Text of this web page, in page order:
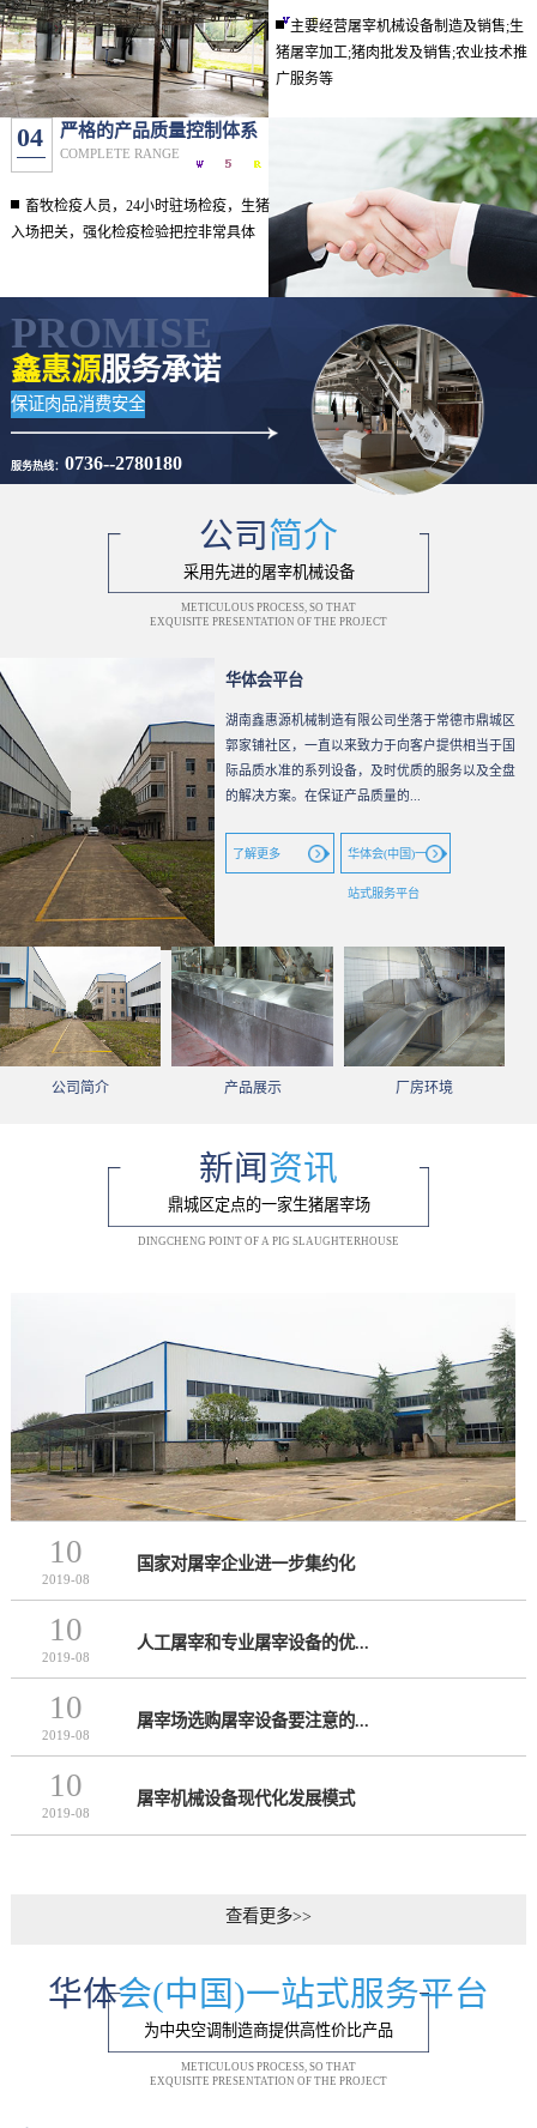
主要经营屠宰机械设备制造及销售;生
猪屠宰加工;猪肉批发及销售;农业技术推
广服务等
04 严格的产品质量控制体系
COMPLETE RANGE
畜牧检疫人员，24小时驻场检疫，生猪
入场把关，强化检疫检验把控非常具体
PROMISE
鑫惠源服务承诺
保证肉品消费安全
服务热线： 0736--2780180
公司简介
采用先进的屠宰机械设备
METICULOUS PROCESS, SO THAT
EXQUISITE PRESENTATION OF THE PROJECT
华体会平台
湖南鑫惠源机械制造有限公司坐落于常德市鼎城区
郭家铺社区，一直以来致力于向客户提供相当于国
际品质水准的系列设备，及时优质的服务以及全盘
的解决方案。在保证产品质量的...
了解更多 华体会(中国)一
站式服务平台
公司简介 产品展示 厂房环境
新闻资讯
鼎城区定点的一家生猪屠宰场
DINGCHENG POINT OF A PIG SLAUGHTERHOUSE
10
2019-08
国家对屠宰企业进一步集约化
10
2019-08
人工屠宰和专业屠宰设备的优...
10
2019-08
屠宰场选购屠宰设备要注意的...
10
2019-08
屠宰机械设备现代化发展模式
查看更多>>
华体会(中国)一站式服务平台
为中央空调制造商提供高性价比产品
METICULOUS PROCESS, SO THAT
EXQUISITE PRESENTATION OF THE PROJECT